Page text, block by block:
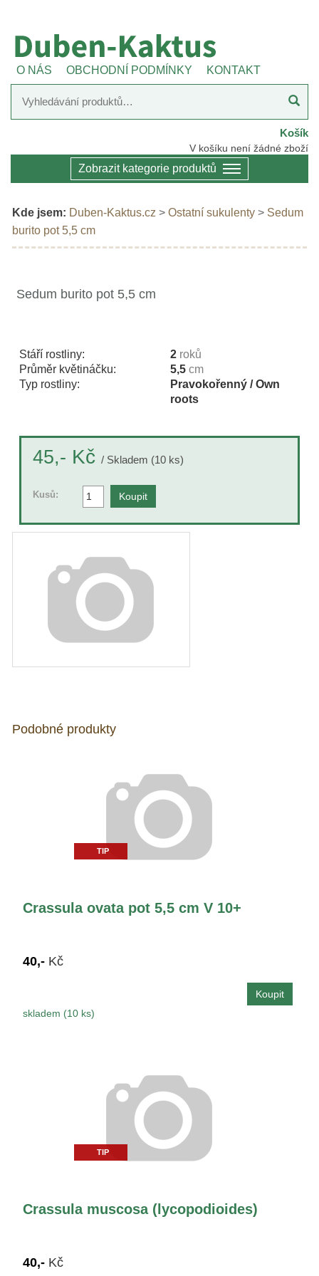
O NÁS OBCHODNÍ PODMÍNKY KONTAKT
Košík
V košíku není žádné zboží
Zobrazit kategorie produktů
Kde jsem: Duben-Kaktus.cz > Ostatní sukulenty > Sedum
burito pot 5,5 cm
Sedum burito pot 5,5 cm
Stáří rostliny: 2 roků
Průměr květináčku:
5,5 cm
Typ rostliny:
Pravokořenný / Own
roots
45,- Kč / Skladem (10 ks)
Kusů:
Podobné produkty
TIP
Crassula ovata pot 5,5 cm V 10+
40,- Kč
skladem (10 ks)
TIP
Crassula muscosa (lycopodioides)
40,- Kč